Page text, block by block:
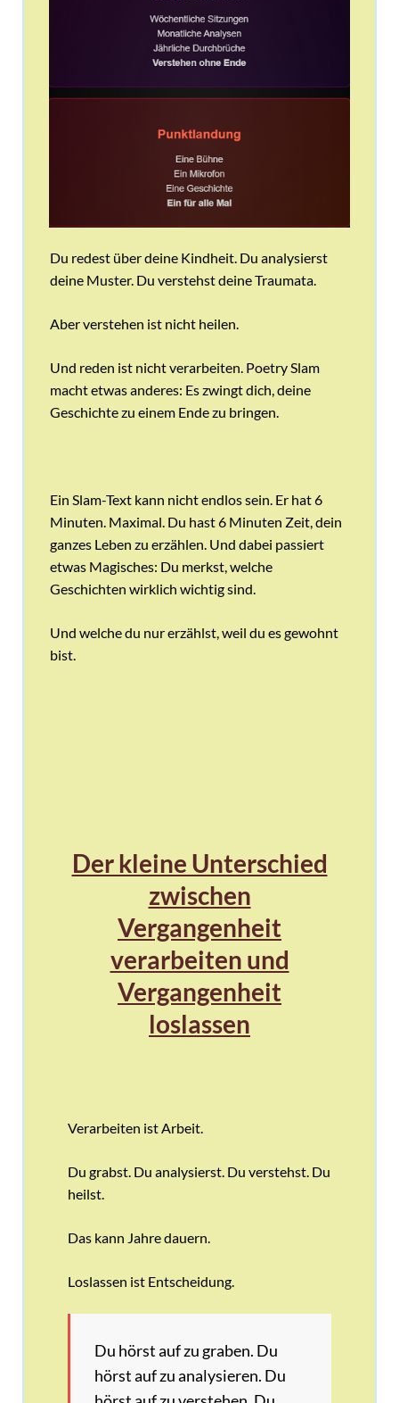
Du redest über deine Kindheit. Du analysierst
deine Muster. Du verstehst deine Traumata.
Aber verstehen ist nicht heilen.
Und reden ist nicht verarbeiten. Poetry Slam
macht etwas anderes: Es zwingt dich, deine
Geschichte zu einem Ende zu bringen.
Ein Slam-Text kann nicht endlos sein. Er hat 6
Minuten. Maximal. Du hast 6 Minuten Zeit, dein
ganzes Leben zu erzählen. Und dabei passiert
etwas Magisches: Du merkst, welche
Geschichten wirklich wichtig sind.
Und welche du nur erzählst, weil du es gewohnt
bist.
Der kleine Unterschied
zwischen
Vergangenheit
verarbeiten und
Vergangenheit
loslassen
Verarbeiten ist Arbeit.
Du grabst. Du analysierst. Du verstehst. Du
heilst.
Das kann Jahre dauern.
Loslassen ist Entscheidung.
Du hörst auf zu graben. Du
hörst auf zu analysieren. Du